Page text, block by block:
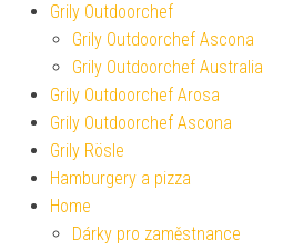
Grily Outdoorchef
Grily Outdoorchef Ascona
Grily Outdoorchef Australia
Grily Outdoorchef Arosa
Grily Outdoorchef Ascona
Grily Rösle
Hamburgery a pizza
Home
Dárky pro zaměstnance